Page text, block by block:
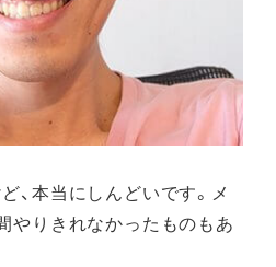
、本当にしんどいです。メ
やりきれなかったものもあ